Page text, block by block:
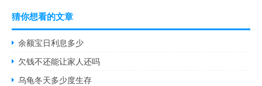
猜你想看的文章
余额宝日利息多少
欠钱不还能让家人还吗
乌龟冬天多少度生存